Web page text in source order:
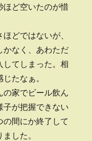
ど空いたのが惜
どではないが、
かなく、あわただ
してしまった。相
たなぁ。
家でビール飲ん
子が把握できない
の間にか終了して
した。